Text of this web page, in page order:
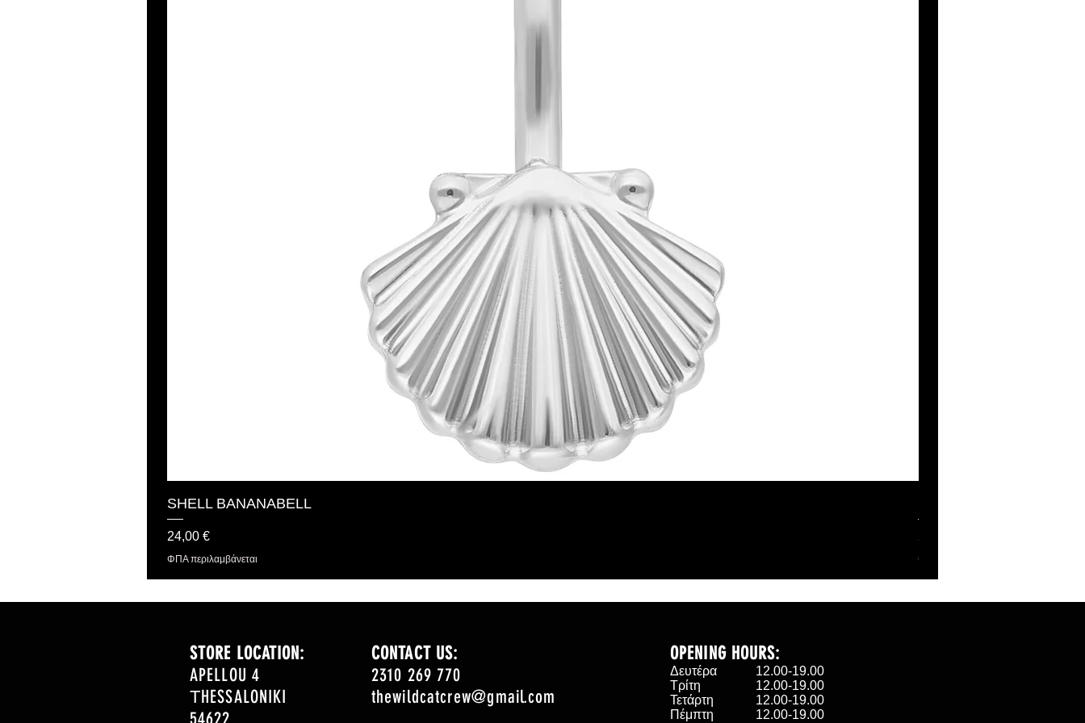
SHELL BANANABELL
Τιμή
24,00 €
ΦΠΑ περιλαμβάνεται ΦΠΑ περιλαμβάνεται
STORE LOCATION:
APELLOU 4
ΤHESSALONIKI
54622
CONTACT US:
2310 269 770
thewildcatcrew@gmail.com
OPENING HOURS:
Δευτέρα 12.00-19.00
Τρίτη 12.00-19.00
Τετάρτη 12.00-19.00
Πέμπτη 12.00-19.00